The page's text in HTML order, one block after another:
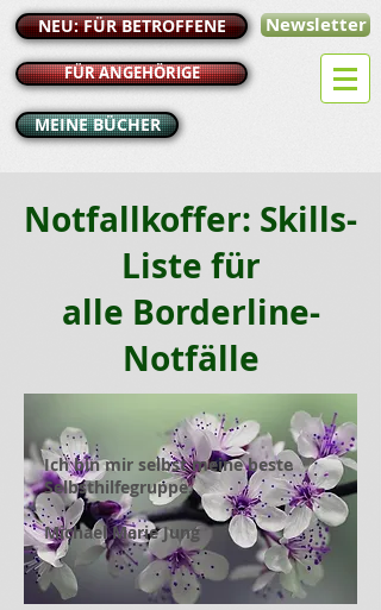
NEU: FÜR BETROFFENE
FÜR ANGEHÖRIGE
MEINE BÜCHER
Newsletter
Notfallkoffer: Skills-
Liste für
alle Borderline-
Notfälle
Ich bin mir selbst meine beste
Selbsthilfegruppe.
Michael Marie Jung